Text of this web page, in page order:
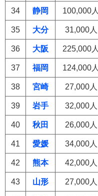
34 静岡 100,000人
35 大分 31,000人
36 大阪 225,000人
37 福岡 124,000人
38 宮崎 27,000人
39 岩手 32,000人
40 秋田 26,000人
41 愛媛 34,000人
42 熊本 42,000人
43 山形 27,000人